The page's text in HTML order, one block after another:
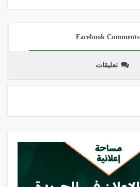
Facebook Comments
تعليقات